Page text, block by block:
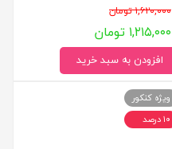
۱,۶۲۰,۰۰۰ تومان
۱,۲۱۵,۰۰۰ تومان
افزودن به سبد خرید
ویژه کنکور
۱۰ درصد